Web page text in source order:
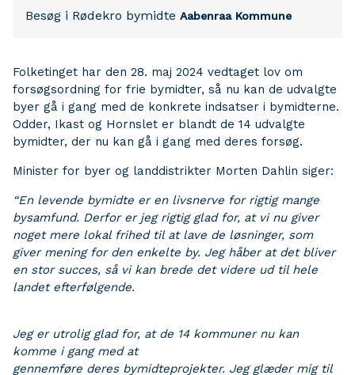
Besøg i Rødekro bymidte Aabenraa Kommune
Folketinget har den 28. maj 2024 vedtaget lov om
forsøgsordning for frie bymidter, så nu kan de udvalgte
byer gå i gang med de konkrete indsatser i bymidterne.
Odder, Ikast og Hornslet er blandt de 14 udvalgte
bymidter, der nu kan gå i gang med deres forsøg.
Minister for byer og landdistrikter Morten Dahlin siger:
“En levende bymidte er en livsnerve for rigtig mange
bysamfund. Derfor er jeg rigtig glad for, at vi nu giver
noget mere lokal frihed til at lave de løsninger, som
giver mening for den enkelte by. Jeg håber at det bliver
en stor succes, så vi kan brede det videre ud til hele
landet efterfølgende.
Jeg er utrolig glad for, at de 14 kommuner nu kan
komme i gang med at
gennemføre deres bymidteprojekter. Jeg glæder mig til